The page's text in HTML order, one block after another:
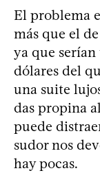
El problema
más que el
ya que
dólares del
una suite
das propina
puede
sudor nos
hay pocas.